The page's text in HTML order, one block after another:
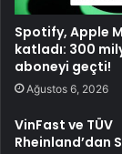
Spotify, Apple
katladı: 300
aboneyi geçti!
Ağustos 6, 2026
VinFast ve TÜV
Rheinland’dan